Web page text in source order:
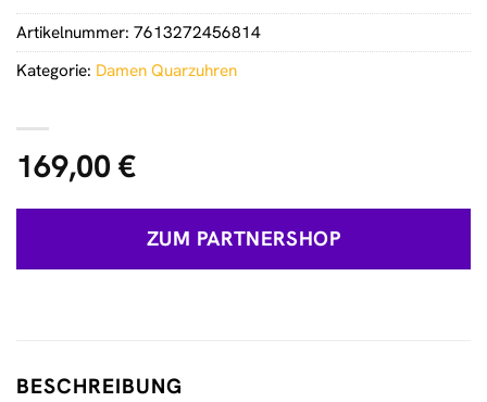
169,00 €
ZUM PARTNERSHOP
Artikelnummer: 7613272456814
Kategorie: Damen Quarzuhren
BESCHREIBUNG